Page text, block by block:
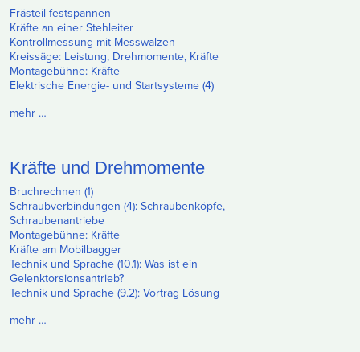
Frästeil festspannen
Kräfte an einer Stehleiter
Kontrollmessung mit Messwalzen
Kreissäge: Leistung, Drehmomente, Kräfte
Montagebühne: Kräfte
Elektrische Energie- und Startsysteme (4)
mehr …
Kräfte und Drehmomente
Bruchrechnen (1)
Schraubverbindungen (4): Schraubenköpfe,
Schraubenantriebe
Montagebühne: Kräfte
Kräfte am Mobilbagger
Technik und Sprache (10.1): Was ist ein
Gelenktorsionsantrieb?
Technik und Sprache (9.2): Vortrag Lösung
mehr …